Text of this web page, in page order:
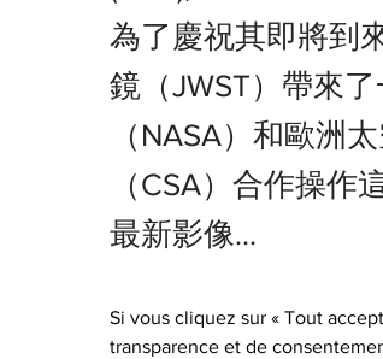
為了慶祝其即將到
鏡（JWST）帶來
（NASA）和歐洲
（CSA）合作操
最新影像...
Si vous cliquez sur « Tout
transparence et de